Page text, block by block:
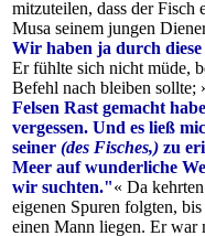
mitzuteilen, dass der Fisch
Musa seinem jungen
Wir haben ja durch diese
Er fühlte sich nicht müde,
Befehl nach bleiben sollte;
Felsen Rast gemacht
vergessen. Und es ließ
seiner (des Fisches,) zu
Meer auf wunderliche
wir suchten."« Da
eigenen Spuren folgten,
einen Mann liegen. Er war